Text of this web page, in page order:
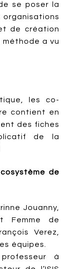
se poser la
de création
a vu
les co-
contient en
des fiches
de la
de
Jouanny,
Femme de
Verez,
équipes.
à